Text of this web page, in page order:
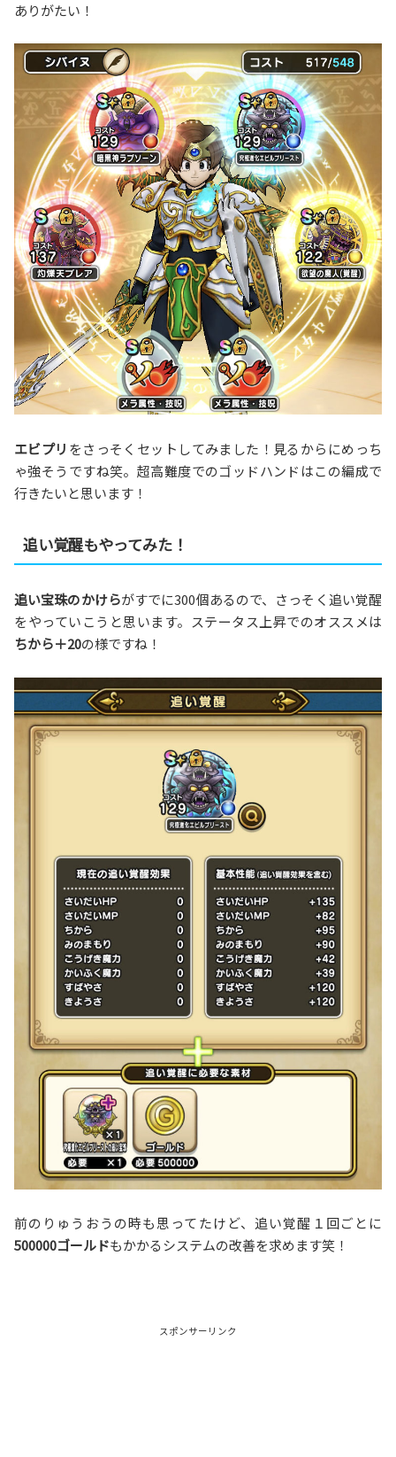
ありがたい！
エビプリ をさっそくセットしてみました！見るからにめっち
ゃ強そうですね笑。超高難度でのゴッドハンドはこの編成で
行きたいと思います！
追い覚醒もやってみた！
追い宝珠のかけらがすでに300個あるので、さっそく追い覚醒
をやっていこうと思います。ステータス上昇でのオススメは
ちから＋20の様ですね！
前のりゅうおうの時も思ってたけど、追い覚醒１回ごとに
500000ゴールドもかかるシステムの改善を求めます笑！
スポンサーリンク